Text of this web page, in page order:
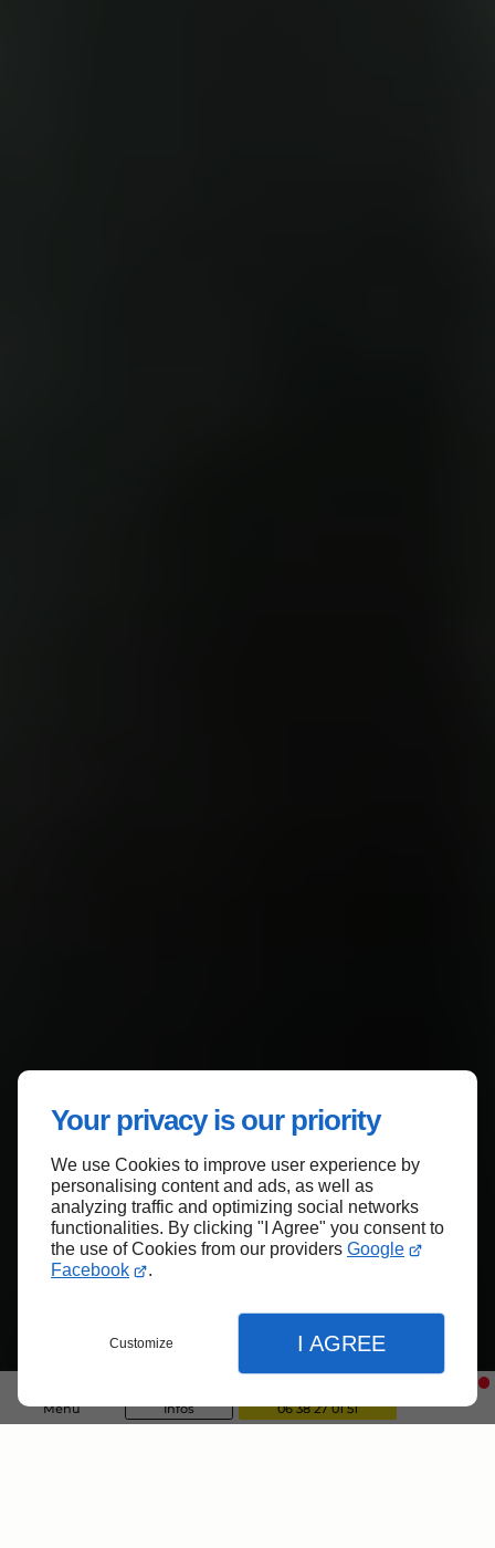
Your privacy is our priority
We use Cookies to improve user experience by
personalising content and ads, as well as
analyzing traffic and optimizing social networks
functionalities. By clicking "I Agree" you consent to
the use of Cookies from our providers Google
Facebook
.
Customize I AGREE
Menu Infos 06 38 27 01 51